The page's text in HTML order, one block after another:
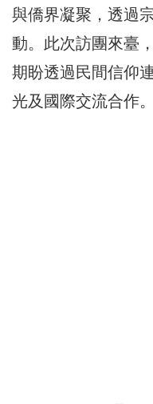
與僑界凝聚，透過
動。此次訪團來臺
期盼透過民間信仰
光及國際交流合作。